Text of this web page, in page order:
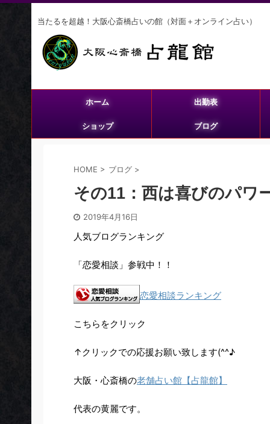
当たるを超越！大阪心斎橋占いの館（対面＋オンライン占い）
ホーム 出勤表
ショップ ブログ
HOME > ブログ >
その11：西は喜びのパワ
2019年4月16日
人気ブログランキング
「恋愛相談」参戦中！！
恋愛相談ランキング
こちらをクリック
↑クリックでの応援お願い致します(^^♪
大阪・心斎橋の老舗占い館【占龍館】
代表の黄麗です。